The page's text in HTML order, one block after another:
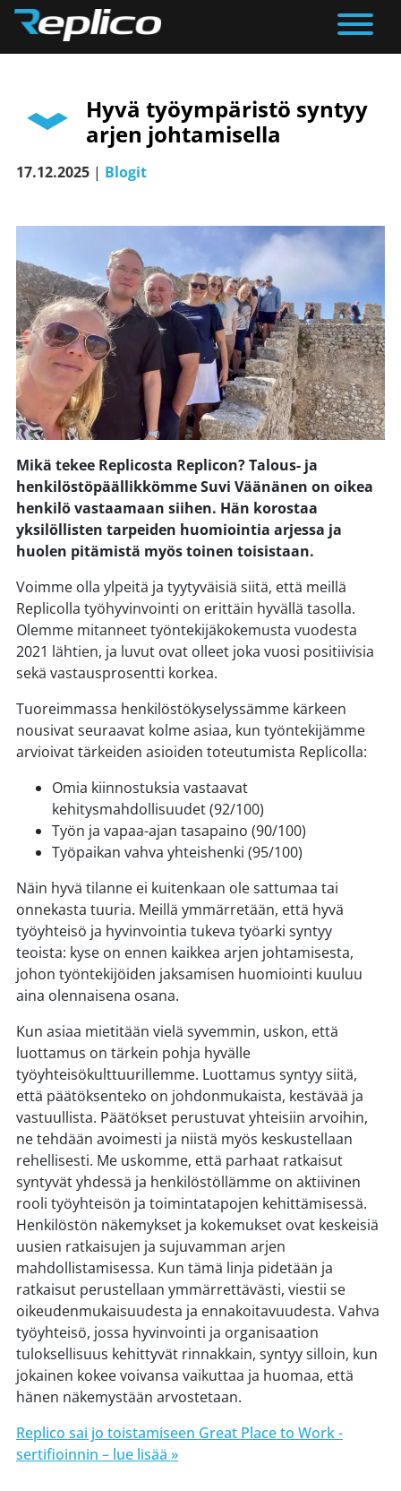
Hyvä työympäristö syntyy
arjen johtamisella
17.12.2025 | Blogit
Mikä tekee Replicosta Replicon? Talous- ja
henkilöstöpäällikkömme Suvi Väänänen on oikea
henkilö vastaamaan siihen. Hän korostaa
yksilöllisten tarpeiden huomiointia arjessa ja
huolen pitämistä myös toinen toisistaan.
Voimme olla ylpeitä ja tyytyväisiä siitä, että meillä
Replicolla työhyvinvointi on erittäin hyvällä tasolla.
Olemme mitanneet työntekijäkokemusta vuodesta
2021 lähtien, ja luvut ovat olleet joka vuosi positiivisia
sekä vastausprosentti korkea.
Tuoreimmassa henkilöstökyselyssämme kärkeen
nousivat seuraavat kolme asiaa, kun työntekijämme
arvioivat tärkeiden asioiden toteutumista Replicolla:
Omia kiinnostuksia vastaavat
kehitysmahdollisuudet (92/100)
Työn ja vapaa-ajan tasapaino (90/100)
Työpaikan vahva yhteishenki (95/100)
Näin hyvä tilanne ei kuitenkaan ole sattumaa tai
onnekasta tuuria. Meillä ymmärretään, että hyvä
työyhteisö ja hyvinvointia tukeva työarki syntyy
teoista: kyse on ennen kaikkea arjen johtamisesta,
johon työntekijöiden jaksamisen huomiointi kuuluu
aina olennaisena osana.
Kun asiaa mietitään vielä syvemmin, uskon, että
luottamus on tärkein pohja hyvälle
työyhteisökulttuurillemme. Luottamus syntyy siitä,
että päätöksenteko on johdonmukaista, kestävää ja
vastuullista. Päätökset perustuvat yhteisiin arvoihin,
ne tehdään avoimesti ja niistä myös keskustellaan
rehellisesti. Me uskomme, että parhaat ratkaisut
syntyvät yhdessä ja henkilöstöllämme on aktiivinen
rooli työyhteisön ja toimintatapojen kehittämisessä.
Henkilöstön näkemykset ja kokemukset ovat keskeisiä
uusien ratkaisujen ja sujuvamman arjen
mahdollistamisessa. Kun tämä linja pidetään ja
ratkaisut perustellaan ymmärrettävästi, viestii se
oikeudenmukaisuudesta ja ennakoitavuudesta. Vahva
työyhteisö, jossa hyvinvointi ja organisaation
tuloksellisuus kehittyvät rinnakkain, syntyy silloin, kun
jokainen kokee voivansa vaikuttaa ja huomaa, että
hänen näkemystään arvostetaan.
Replico sai jo toistamiseen Great Place to Work -
sertifioinnin – lue lisää »